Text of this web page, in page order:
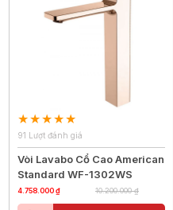
91 Lượt đánh giá
Vòi Lavabo Cổ Cao American
Standard WF-1302WS
4.758.000 ₫ 10.200.000 ₫